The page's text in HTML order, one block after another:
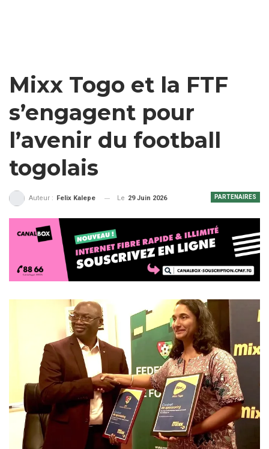
Mixx Togo et la FTF
s’engagent pour
l’avenir du football
togolais
PARTENAIRES
Auteur : Felix Kalepe Le 29 Juin 2026